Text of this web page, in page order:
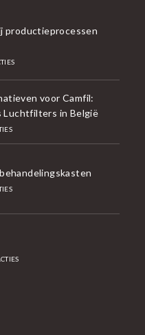
productieprocessen
voor Camfil:
in België